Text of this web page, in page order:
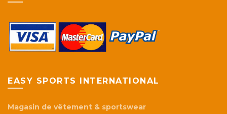
EASY SPORTS INTERNATIONAL
Magasin de vêtement & sportswear